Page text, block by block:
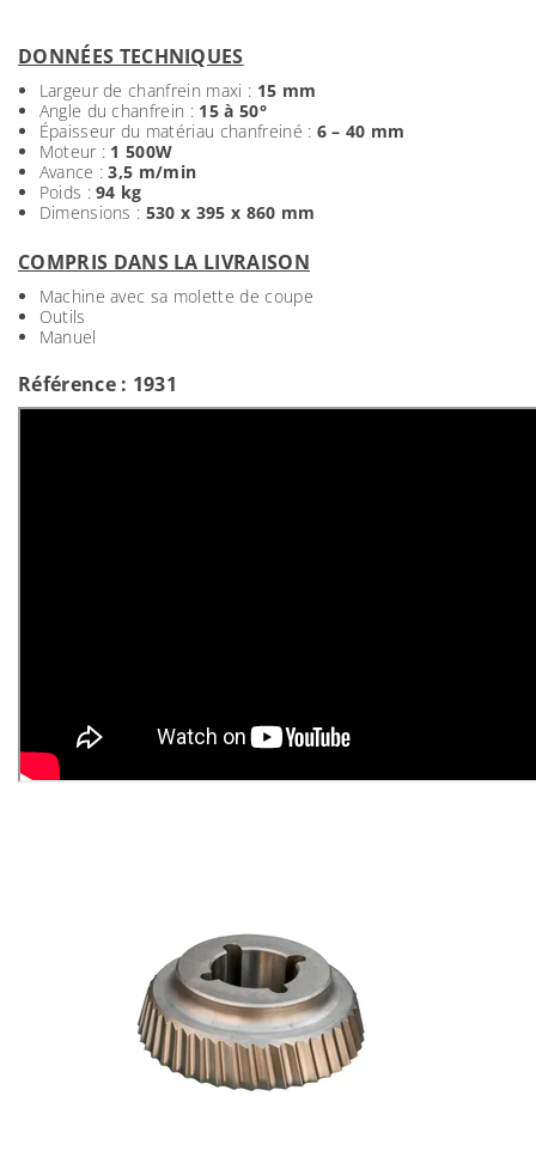
DONNÉES TECHNIQUES
Largeur de chanfrein maxi : 15 mm
Angle du chanfrein : 15 à 50°
Épaisseur du matériau chanfreiné : 6 – 40 mm
Moteur : 1 500W
Avance :3,5 m/min
Poids :94 kg
Dimensions : 530 x 395 x 860 mm
COMPRIS DANS LA LIVRAISON
Machine avec sa molette de coupe
Outils
Manuel
Référence : 1931